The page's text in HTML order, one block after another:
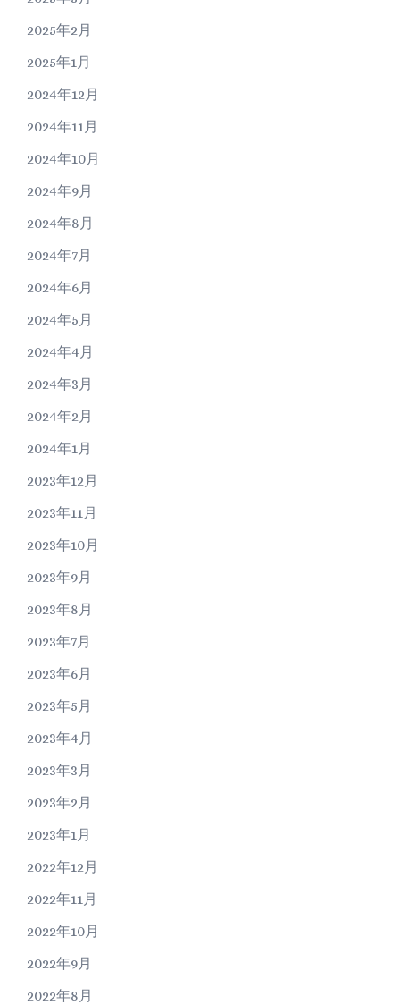
2025年2月
2025年1月
2024年12月
2024年11月
2024年10月
2024年9月
2024年8月
2024年7月
2024年6月
2024年5月
2024年4月
2024年3月
2024年2月
2024年1月
2023年12月
2023年11月
2023年10月
2023年9月
2023年8月
2023年7月
2023年6月
2023年5月
2023年4月
2023年3月
2023年2月
2023年1月
2022年12月
2022年11月
2022年10月
2022年9月
2022年8月